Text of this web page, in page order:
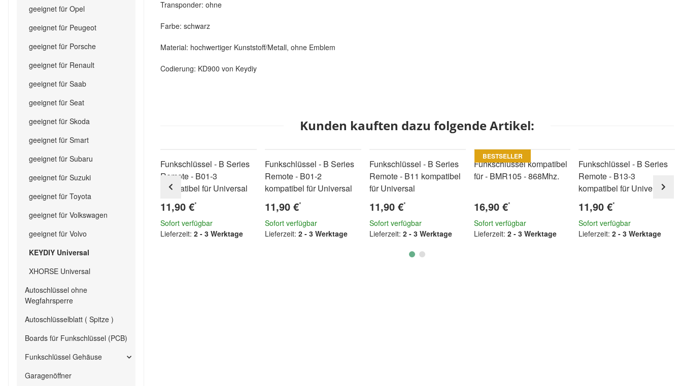
Transponder: ohne
Farbe: schwarz
Material: hochwertiger Kunststoff/Metall, ohne Emblem
Codierung: KD900 von Keydiy
Kunden kauften dazu folgende Artikel:
Funkschlüssel - B Series
Remote - B01-3
kompatibel für Universal
11,90 €*
Sofort verfügbar
Lieferzeit: 2 - 3 Werktage
Funkschlüssel - B Series
Remote - B01-2
kompatibel für Universal
11,90 €*
Sofort verfügbar
Lieferzeit: 2 - 3 Werktage
Funkschlüssel - B Series
Remote - B11 kompatibel
für Universal
11,90 €*
Sofort verfügbar
Lieferzeit: 2 - 3 Werktage
BESTSELLER
Funkschlüssel kompatibel
für - BMR105 - 868Mhz.
16,90 €*
Sofort verfügbar
Lieferzeit: 2 - 3 Werktage
Funkschlüssel - B Series
Remote - B13-3
kompatibel für Universal
11,90 €*
Sofort verfügbar
Lieferzeit: 2 - 3 Werktage
geeignet für Opel
geeignet für Peugeot
geeignet für Porsche
geeignet für Renault
geeignet für Saab
geeignet für Seat
geeignet für Skoda
geeignet für Smart
geeignet für Subaru
geeignet für Suzuki
geeignet für Toyota
geeignet für Volkswagen
geeignet für Volvo
KEYDIY Universal
XHORSE Universal
Autoschlüssel ohne
Wegfahrsperre
Autoschlüsselblatt ( Spitze )
Boards für Funkschlüssel (PCB)
Funkschlüssel Gehäuse
Garagenöffner